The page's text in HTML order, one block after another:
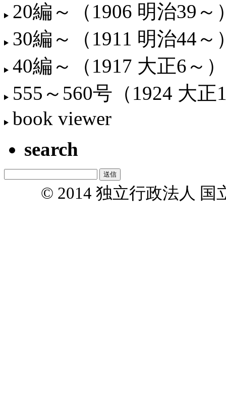
20編～（1906 明治39～
30編～（1911 明治44～
40編～（1917 大正6～）
555～560号（1924 大正
book viewer
search
© 2014 独立行政法人 国